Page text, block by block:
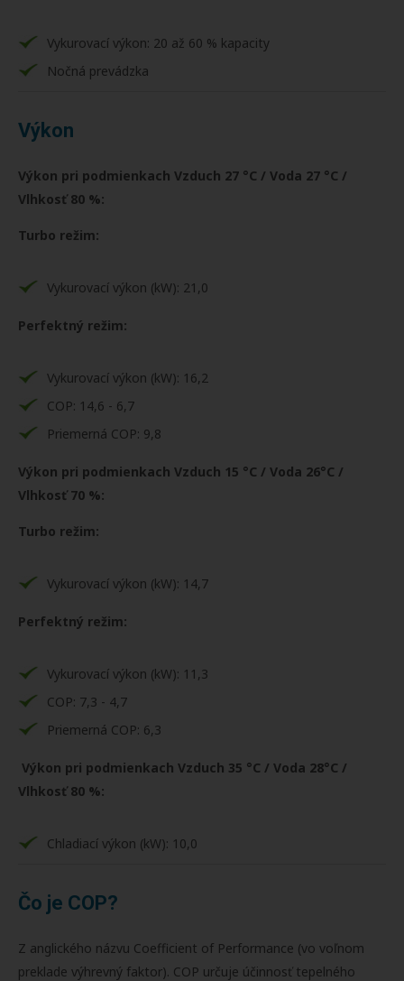
Vykurovací výkon: 20 až 60 % kapacity
Nočná prevádzka
Výkon
Výkon pri podmienkach Vzduch 27 °C / Voda 27 °C /
Vlhkosť 80 %:
Turbo režim:
Vykurovací výkon (kW): 21,0
Perfektný režim:
Vykurovací výkon (kW): 16,2
COP: 14,6 - 6,7
Priemerná COP: 9,8
Výkon pri podmienkach Vzduch 15 °C / Voda 26°C /
Vlhkosť 70 %:
Turbo režim:
Vykurovací výkon (kW): 14,7
Perfektný režim:
Vykurovací výkon (kW): 11,3
COP: 7,3 - 4,7
Priemerná COP: 6,3
Výkon pri podmienkach Vzduch 35 °C / Voda 28°C /
Vlhkosť 80 %:
Chladiací výkon (kW): 10,0
Čo je COP?
Z anglického názvu Coefficient of Performance (vo voľnom
preklade výhrevný faktor). COP určuje účinnosť tepelného